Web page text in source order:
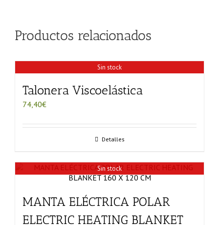
Productos relacionados
Sin stock
Talonera Viscoelástica
74,40€
Detalles
Sin stock
MANTA ELÉCTRICA POLAR
ELECTRIC HEATING BLANKET